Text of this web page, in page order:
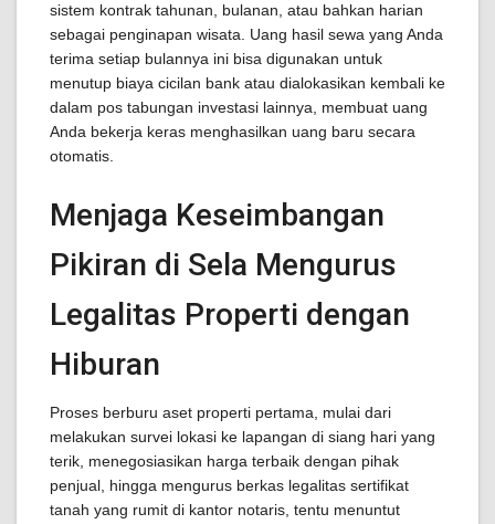
sistem kontrak tahunan, bulanan, atau bahkan harian
sebagai penginapan wisata. Uang hasil sewa yang Anda
terima setiap bulannya ini bisa digunakan untuk
menutup biaya cicilan bank atau dialokasikan kembali ke
dalam pos tabungan investasi lainnya, membuat uang
Anda bekerja keras menghasilkan uang baru secara
otomatis.
Menjaga Keseimbangan
Pikiran di Sela Mengurus
Legalitas Properti dengan
Hiburan
Proses berburu aset properti pertama, mulai dari
melakukan survei lokasi ke lapangan di siang hari yang
terik, menegosiasikan harga terbaik dengan pihak
penjual, hingga mengurus berkas legalitas sertifikat
tanah yang rumit di kantor notaris, tentu menuntut